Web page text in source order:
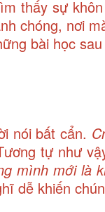
thấy sự
chóng, nơi
bài học
nói bất cẩn.
tự như
mình mới là
dễ khiến